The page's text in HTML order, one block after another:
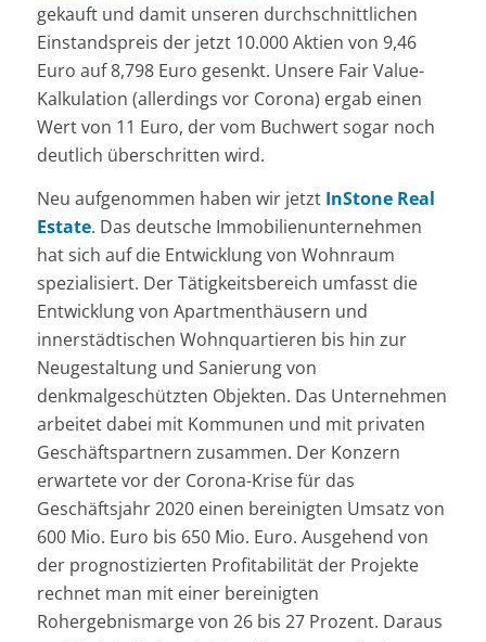
gekauft und damit unseren durchschnittlichen
Einstandspreis der jetzt 10.000 Aktien von 9,46
Euro auf 8,798 Euro gesenkt. Unsere Fair Value-
Kalkulation (allerdings vor Corona) ergab einen
Wert von 11 Euro, der vom Buchwert sogar noch
deutlich überschritten wird.
Neu aufgenommen haben wir jetzt InStone Real
Estate. Das deutsche Immobilienunternehmen
hat sich auf die Entwicklung von Wohnraum
spezialisiert. Der Tätigkeitsbereich umfasst die
Entwicklung von Apartmenthäusern und
innerstädtischen Wohnquartieren bis hin zur
Neugestaltung und Sanierung von
denkmalgeschützten Objekten. Das Unternehmen
arbeitet dabei mit Kommunen und mit privaten
Geschäftspartnern zusammen. Der Konzern
erwartete vor der Corona-Krise für das
Geschäftsjahr 2020 einen bereinigten Umsatz von
600 Mio. Euro bis 650 Mio. Euro. Ausgehend von
der prognostizierten Profitabilität der Projekte
rechnet man mit einer bereinigten
Rohergebnismarge von 26 bis 27 Prozent. Daraus